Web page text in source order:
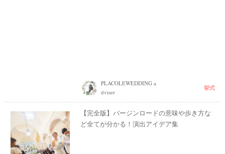
PLACOLEWEDDING a
dviser
挙式
【完全版】バージンロードの意味や歩き方な
ど全てが分かる！演出アイデア集